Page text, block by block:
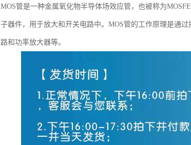
MOS管是一种金属氧化物半导体场效应管，也被称为
子器件，用于放大和开关电路中。MOS管的工作原理是通
路和功率放大器等。